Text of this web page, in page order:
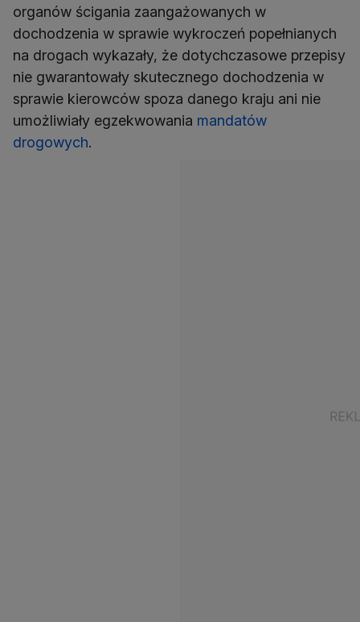
organów ścigania zaangażowanych w
dochodzenia w sprawie wykroczeń popełnianych
na drogach wykazały, że dotychczasowe przepisy
nie gwarantowały skutecznego dochodzenia w
sprawie kierowców spoza danego kraju ani nie
umożliwiały egzekwowania mandatów
drogowych.